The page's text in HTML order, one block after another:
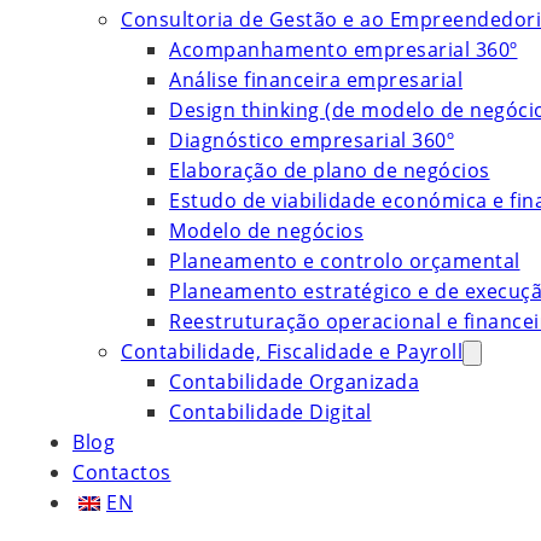
Consultoria de Gestão e ao
Acompanhamento empresarial 360º
Análise financeira empresarial
Design thinking (de modelo de
Diagnóstico empresarial 360º
Elaboração de plano de negócios
Estudo de viabilidade económica e
Modelo de negócios
Planeamento e controlo orçamental
Planeamento estratégico e de
Reestruturação operacional e
Contabilidade, Fiscalidade e Payroll
Contabilidade Organizada
Contabilidade Digital
Blog
Contactos
EN